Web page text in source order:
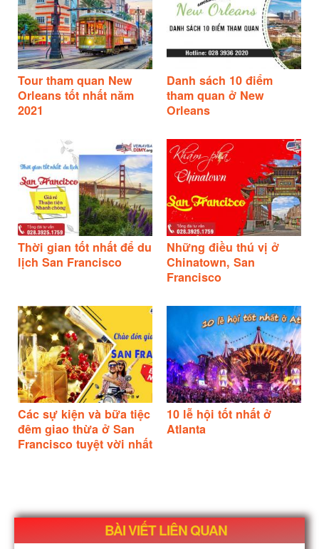
Tour tham quan New
Orleans tốt nhất năm
2021
Danh sách 10 điểm
tham quan ở New
Orleans
Thời gian tốt nhất để du
lịch San Francisco
Những điều thú vị ở
Chinatown, San
Francisco
Các sự kiện và bữa tiệc
đêm giao thừa ở San
Francisco tuyệt vời nhất
10 lễ hội tốt nhất ở
Atlanta
BÀI VIẾT LIÊN QUAN